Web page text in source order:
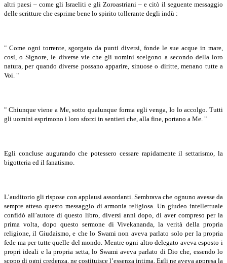
altri paesi – come gli Israeliti e gli Zoroastriani – e citò il seguente messaggio
delle scritture che esprime bene lo spirito tollerante degli indù :
" Come ogni torrente, sgorgato da punti diversi, fonde le sue acque in mare,
così, o Signore, le diverse vie che gli uomini scelgono a secondo della loro
natura, per quando diverse possano apparire, sinuose o diritte, menano tutte a
Voi. "
" Chiunque viene a Me, sotto qualunque forma egli venga, Io lo accolgo. Tutti
gli uomini esprimono i loro sforzi in sentieri che, alla fine, portano a Me. "
Egli concluse augurando che potessero cessare rapidamente il settarismo, la
bigotteria ed il fanatismo.
L’auditorio gli rispose con applausi assordanti. Sembrava che ognuno avesse da
sempre atteso questo messaggio di armonia religiosa. Un giudeo intellettuale
confidò all’autore di questo libro, diversi anni dopo, di aver compreso per la
prima volta, dopo questo sermone di Vivekananda, la verità della propria
religione, il Giudaismo, e che lo Swami non aveva parlato solo per la propria
fede ma per tutte quelle del mondo. Mentre ogni altro delegato aveva esposto i
propri ideali e la propria setta, lo Swami aveva parlato di Dio che, essendo lo
scopo di ogni credenza, ne costituisce l’essenza intima. Egli ne aveva appresa la